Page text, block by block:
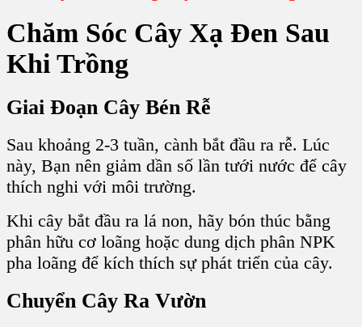
Chăm Sóc Cây Xạ Đen Sau
Khi Trồng
Giai Đoạn Cây Bén Rễ
Sau khoảng 2-3 tuần, cành bắt đầu ra rễ. Lúc
này, Bạn nên giảm dần số lần tưới nước để cây
thích nghi với môi trường.
Khi cây bắt đầu ra lá non, hãy bón thúc bằng
phân hữu cơ loãng hoặc dung dịch phân NPK
pha loãng để kích thích sự phát triển của cây.
Chuyển Cây Ra Vườn